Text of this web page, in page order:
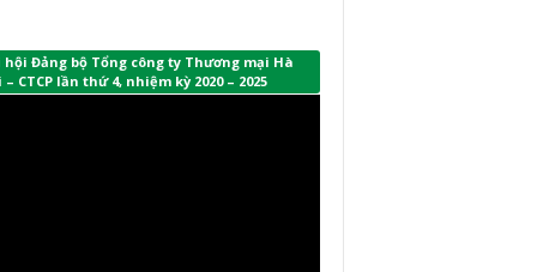
hội Đảng bộ Tổng công ty Thương mại Hà
– CTCP lần thứ 4, nhiệm kỳ 2020 – 2025